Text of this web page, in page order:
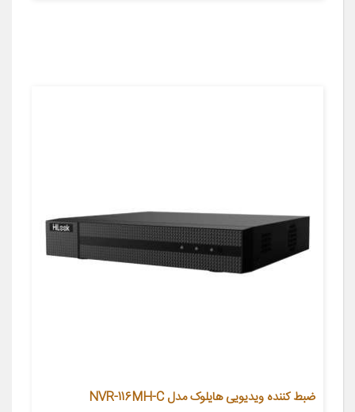
ضبط کننده ویدیویی هایلوک مدل NVR-116MH-C